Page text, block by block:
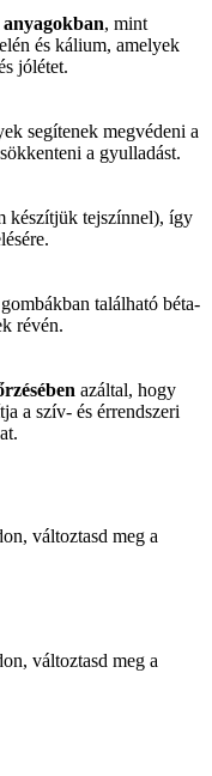
, mint
és kálium, amelyek
jólétet.
segítenek megvédeni a
a gyulladást.
készítjük tejszínnel), így
található béta-
révén.
azáltal, hogy
a szív- és érrendszeri
változtasd meg a
változtasd meg a